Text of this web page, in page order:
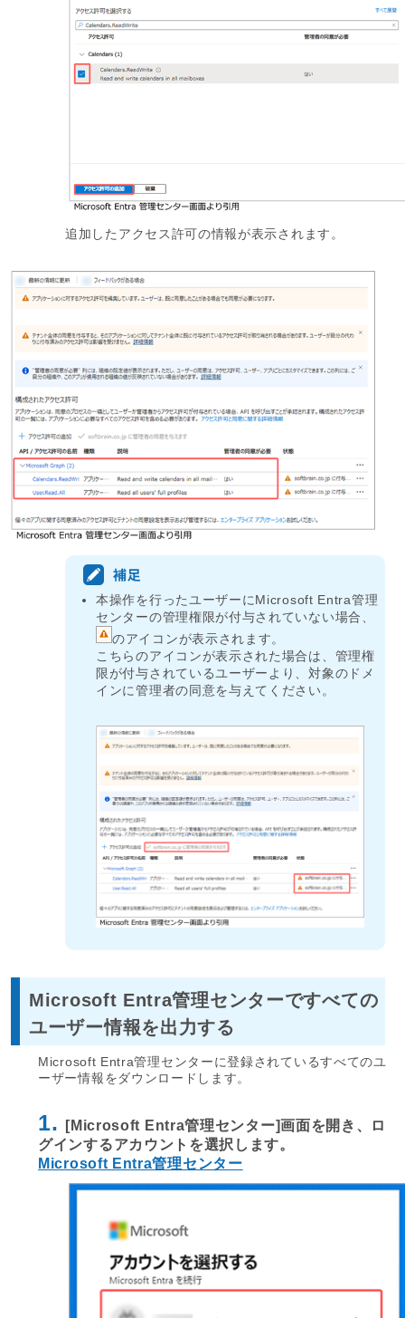
追加したアクセス許可の情報が表示されます。
本操作を行ったユーザーにMicrosoft Entra管理
センターの管理権限が付与されていない場合、
のアイコンが表示されます。
こちらのアイコンが表示された場合は、管理権
限が付与されているユーザーより、対象のドメ
インに管理者の同意を与えてください。
Microsoft Entra管理センターですべての
ユーザー情報を出力する
Microsoft Entra管理センターに登録されているすべてのユ
ーザー情報をダウンロードします。
1.
[Microsoft Entra管理センター]画面を開き、ロ
グインするアカウントを選択します。
Microsoft Entra管理センター